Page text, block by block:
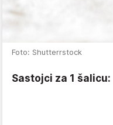
Foto: Shutterrstock
Sastojci za 1 šalicu: